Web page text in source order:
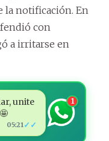
la notificación. En
con
a irritarse en
unite
05:21 ✓✓
1